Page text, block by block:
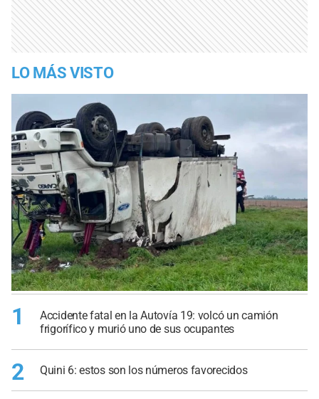
LO MÁS VISTO
1
Accidente fatal en la Autovía 19: volcó un camión
frigorífico y murió uno de sus ocupantes
2 Quini 6: estos son los números favorecidos